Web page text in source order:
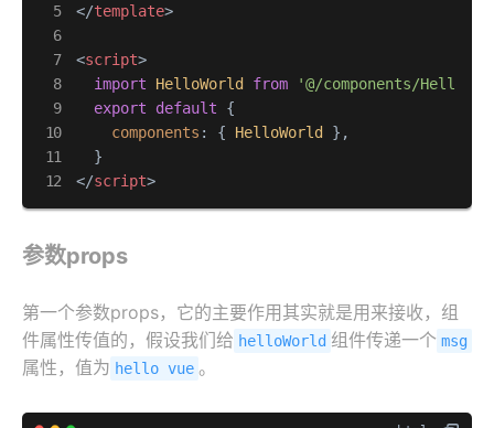
</template>
<script>
import
HelloWorld from
'@/components/
export
default {
components : { HelloWorld
},
</script>
参数props
第一个参数props，它的主要作用其实就是用来接收，组
件属性传值的，假设我们给 helloWorld 组件传递一个 msg
属性，值为 hello vue 。